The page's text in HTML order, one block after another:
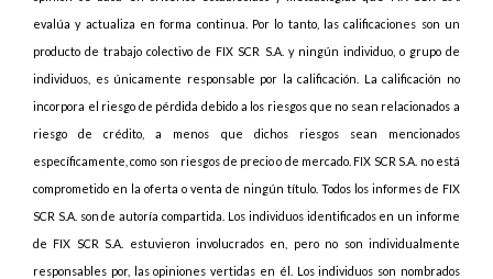
evalúa y actualiza en forma continua. Por lo tanto, las calificaciones son un
producto de trabajo colectivo de FIX SCR S.A. y ningún individuo, o grupo de
individuos, es únicamente responsable por la calificación. La calificación no
incorpora el riesgo de pérdida debido a los riesgos que no sean relacionados a
riesgo de crédito, a menos que dichos riesgos sean mencionados
específicamente, como son riesgos de precio o de mercado. FIX SCR S.A. no está
comprometido en la oferta o venta de ningún título. Todos los informes de FIX
SCR S.A. son de autoría compartida. Los individuos identificados en un informe
de FIX SCR S.A. estuvieron involucrados en, pero no son individualmente
responsables por, las opiniones vertidas en él. Los individuos son nombrados